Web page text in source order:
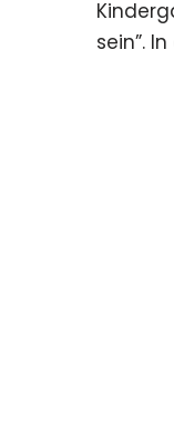
sein”.